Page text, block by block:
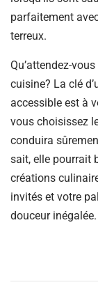
parfaitement
terreux.
Qu’attendez-
cuisine? La clé
accessible est à
vous choisissez
conduira
sait, elle pourrait
créations
invités et votre
douceur inégalée.